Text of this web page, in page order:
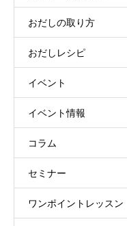
おだしの取り方
おだしレシピ
イベント
イベント情報
コラム
セミナー
ワンポイントレッスン